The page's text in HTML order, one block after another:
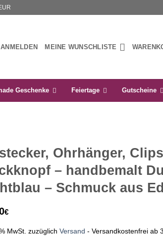
ANMELDEN MEINE WUNSCHLISTE
Geschenke Feiertage Gutscheine
Ohrhänger,
– handbemalt
– Schmuck aus
€
MwSt. zuzüglich Versand - Versandkostenfrei ab